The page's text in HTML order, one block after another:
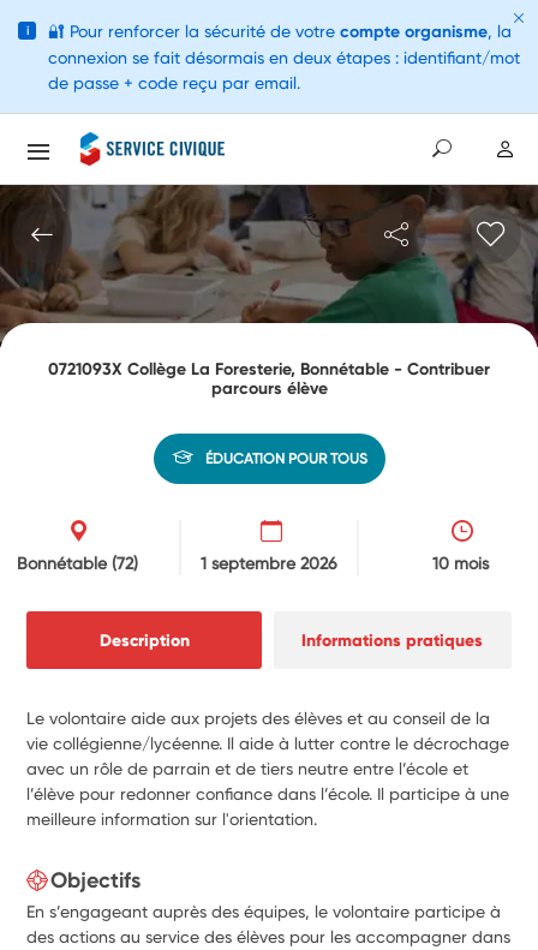
0721093X Collège La Foresterie, Bonnétable - Contribuer
parcours élève
ÉDUCATION POUR TOUS
Bonnétable(72) 1 septembre 2026 10 mois
Description Informations pratiques
Le volontaire aide aux projets des élèves et au conseil de la
vie collégienne/lycéenne. Il aide à lutter contre le décrochage
avec un rôle de parrain et de tiers neutre entre l’école et
l’élève pour redonner confiance dans l’école. Il participe à une
meilleure information sur l'orientation.
Objectifs
En s’engageant auprès des équipes, le volontaire participe à
des actions au service des élèves pour les accompagner dans
i 🔐 Pour renforcer la sécurité de votre compte organisme, la
connexion se fait désormais en deux étapes : identifiant/mot
de passe + code reçu par email.